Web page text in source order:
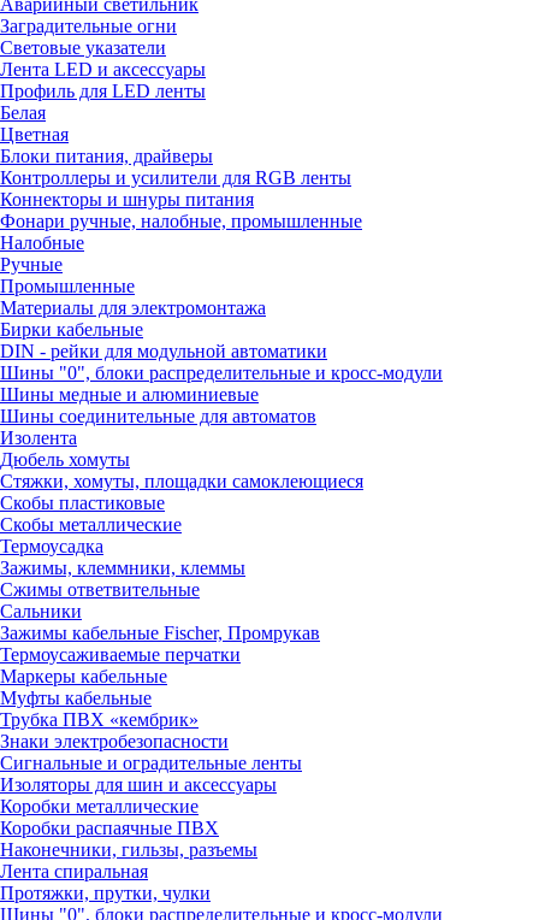
Аварийный светильник
Заградительные огни
Световые указатели
Лента LED и аксессуары
Профиль для LED ленты
Белая
Цветная
Блоки питания, драйверы
Контроллеры и усилители для RGB ленты
Коннекторы и шнуры питания
Фонари ручные, налобные, промышленные
Налобные
Ручные
Промышленные
Материалы для электромонтажа
Бирки кабельные
DIN - рейки для модульной автоматики
Шины "0", блоки распределительные и кросс-модули
Шины медные и алюминиевые
Шины соединительные для автоматов
Изолента
Дюбель хомуты
Стяжки, хомуты, площадки самоклеющиеся
Скобы пластиковые
Скобы металлические
Термоусадка
Зажимы, клеммники, клеммы
Сжимы ответвительные
Сальники
Зажимы кабельные Fischer, Промрукав
Термоусаживаемые перчатки
Маркеры кабельные
Муфты кабельные
Трубка ПВХ «кембрик»
Знаки электробезопасности
Сигнальные и оградительные ленты
Изоляторы для шин и аксессуары
Коробки металлические
Коробки распаячные ПВХ
Наконечники, гильзы, разъемы
Лента спиральная
Протяжки, прутки, чулки
Шины "0", блоки распределительные и кросс-модули